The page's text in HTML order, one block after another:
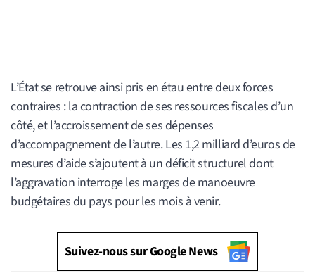
L’État se retrouve ainsi pris en étau entre deux forces
contraires : la contraction de ses ressources fiscales d’un
côté, et l’accroissement de ses dépenses
d’accompagnement de l’autre. Les 1,2 milliard d’euros de
mesures d’aide s’ajoutent à un déficit structurel dont
l’aggravation interroge les marges de manoeuvre
budgétaires du pays pour les mois à venir.
Suivez-nous sur Google News